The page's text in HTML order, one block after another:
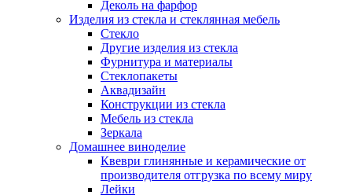
Деколь на фарфор
Изделия из стекла и стеклянная мебель
Стекло
Другие изделия из стекла
Фурнитура и материалы
Стеклопакеты
Аквадизайн
Конструкции из стекла
Мебель из стекла
Зеркала
Домашнее виноделие
Квеври глинянные и керамические от
производителя отгрузка по всему миру
Лейки